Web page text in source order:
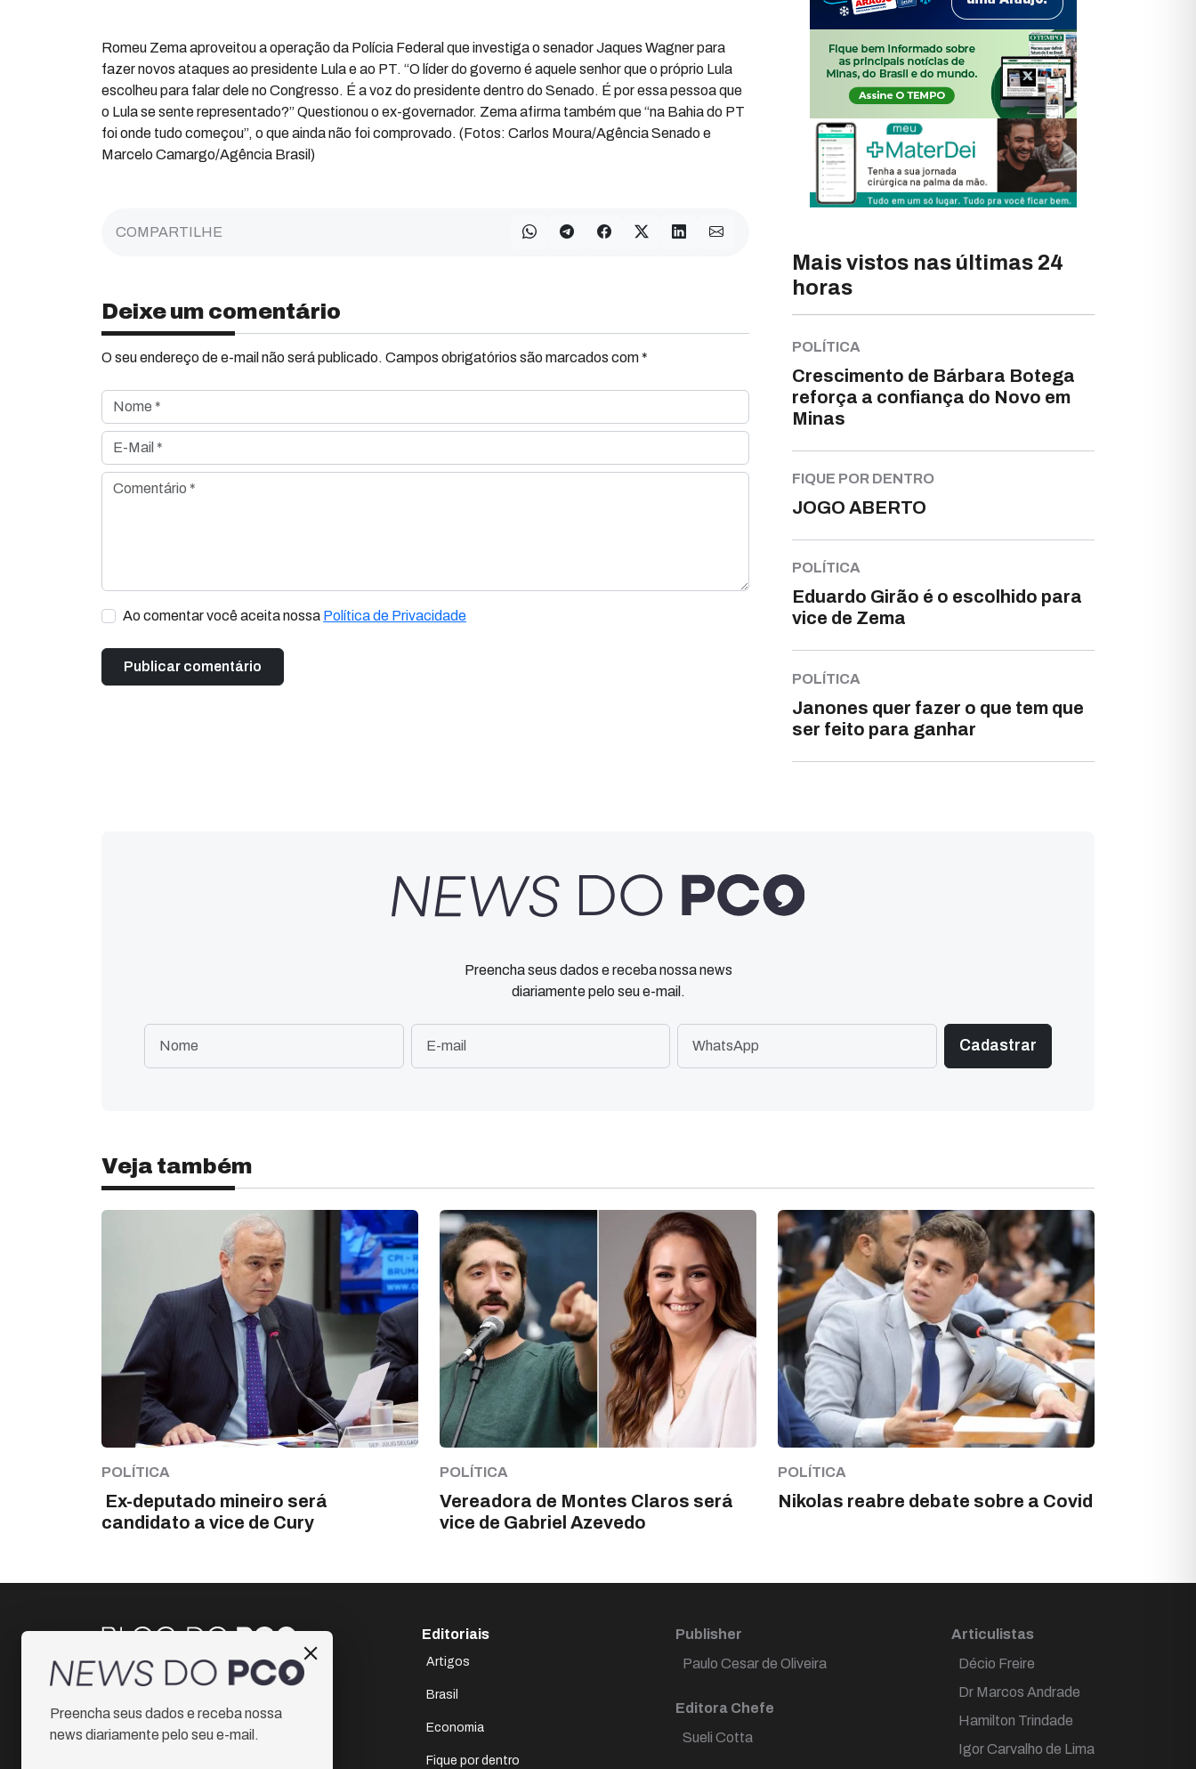
Romeu Zema aproveitou a operação da Polícia Federal que investiga o senador Jaques Wagner para
fazer novos ataques ao presidente Lula e ao PT. “O líder do governo é aquele senhor que o próprio Lula
escolheu para falar dele no Congresso. É a voz do presidente dentro do Senado. É por essa pessoa que
o Lula se sente representado?” Questionou o ex-governador. Zema afirma também que “na Bahia do PT
foi onde tudo começou”, o que ainda não foi comprovado. (Fotos: Carlos Moura/Agência Senado e
Marcelo Camargo/Agência Brasil)
COMPARTILHE
Deixe um comentário
O seu endereço de e-mail não será publicado. Campos obrigatórios são marcados com *
Nome *
E-Mail *
Comentário *
Ao comentar você aceita nossa Política de Privacidade
Mais vistos nas últimas 24
horas
POLÍTICA
Crescimento de Bárbara Botega
reforça a confiança do Novo em
Minas
FIQUE POR DENTRO
JOGO ABERTO
POLÍTICA
Eduardo Girão é o escolhido para
vice de Zema
POLÍTICA
Janones quer fazer o que tem que
ser feito para ganhar
Preencha seus dados e receba nossa news
diariamente pelo seu e-mail.
Veja também
POLÍTICA
Ex-deputado mineiro será
candidato a vice de Cury
POLÍTICA
Vereadora de Montes Claros será
vice de Gabriel Azevedo
POLÍTICA
Nikolas reabre debate sobre a Covid
Instagram
Facebook
Editoriais
Artigos
Brasil
Economia
Fique por dentro
Publisher
Paulo Cesar de Oliveira
Editora Chefe
Sueli Cotta
Articulistas
Décio Freire
Dr Marcos Andrade
Hamilton Trindade
Igor Carvalho de Lima
Preencha seus dados e receba nossa
news diariamente pelo seu e-mail.